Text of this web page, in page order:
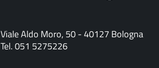
Viale Aldo Moro, 50 - 40127 Bologna
Tel. 051 5275226